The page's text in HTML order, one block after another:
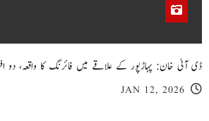
ڈی آئی خان: پہاڑپور کے علاقے میں فائرنگ کا واقعہ، دو
JAN 12, 2026